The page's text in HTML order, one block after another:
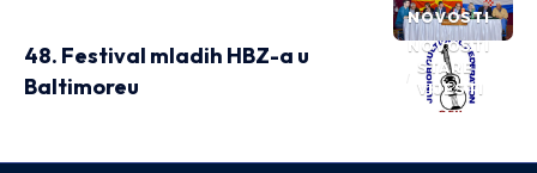
NOVOSTI
NOVOSTI
STARE
VIJESTI
48. Festival mladih HBZ-a u
Baltimoreu